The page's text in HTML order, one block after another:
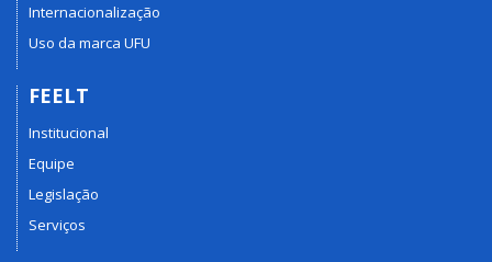
Internacionalização
Uso da marca UFU
FEELT
Institucional
Equipe
Legislação
Serviços